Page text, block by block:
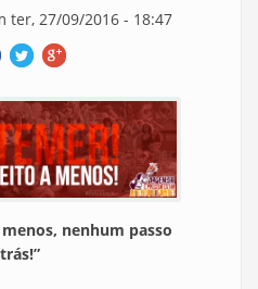
ter, 27/09/2016 - 18:47
nenhum passo